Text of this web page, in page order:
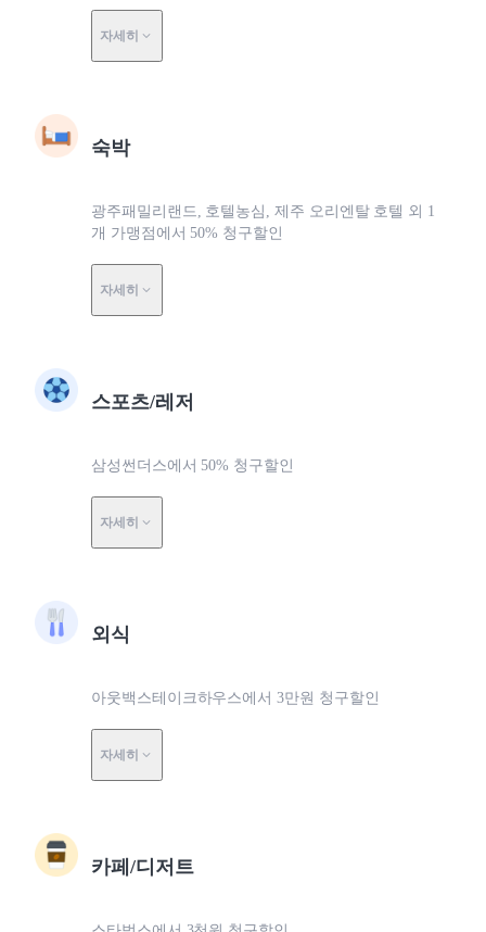
자세히
숙박
광주패밀리랜드, 호텔농심, 제주 오리엔탈 호텔 외 1
개 가맹점에서 50% 청구할인
자세히
스포츠/레저
삼성썬더스에서 50% 청구할인
자세히
외식
아웃백스테이크하우스에서 3만원 청구할인
자세히
카페/디저트